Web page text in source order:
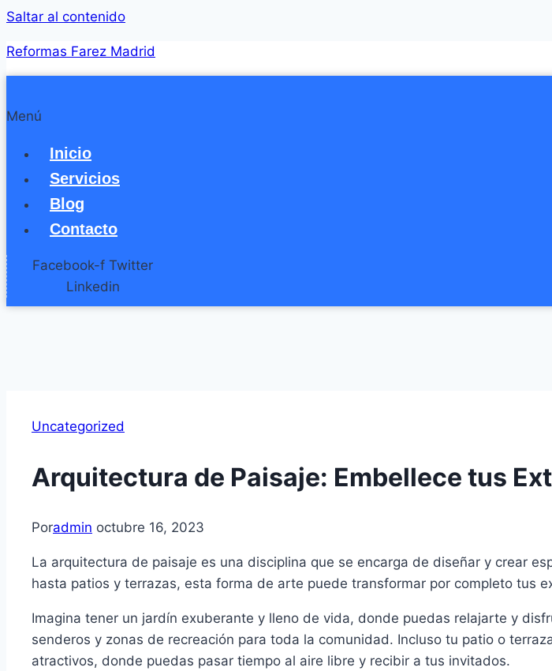
Saltar al contenido
Reformas Farez Madrid
Menú
Inicio
Servicios
Blog
Contacto
Facebook-f Twitter
Linkedin
Uncategorized
Arquitectura de Paisaje: Embellece tus
Poradmin octubre 16, 2023
La arquitectura de paisaje es una disciplina que se encarga de diseñar y crear
hasta patios y terrazas, esta forma de arte puede transformar por completo tus
Imagina tener un jardín exuberante y lleno de vida, donde puedas relajarte y
senderos y zonas de recreación para toda la comunidad. Incluso tu patio o
atractivos, donde puedas pasar tiempo al aire libre y recibir a tus invitados.